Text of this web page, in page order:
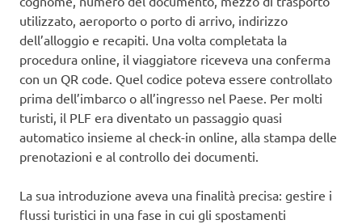
utilizzato, aeroporto o porto di arrivo, indirizzo
dell’alloggio e recapiti. Una volta completata la
procedura online, il viaggiatore riceveva una conferma
con un QR code. Quel codice poteva essere controllato
prima dell’imbarco o all’ingresso nel Paese. Per molti
turisti, il PLF era diventato un passaggio quasi
automatico insieme al check-in online, alla stampa delle
prenotazioni e al controllo dei documenti.
La sua introduzione aveva una finalità precisa: gestire i
flussi turistici in una fase in cui gli spostamenti